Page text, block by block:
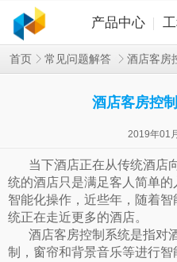
产品中心
首页 常见问题解答 酒店客房
酒店客房控
2019年01
当下酒店正在从传统酒店
统的酒店只是满足客人简单
智能化操作，近些年，随着
统正在走近更多的酒店。
酒店客房控制系统是指对
制，窗帘和背景音乐等进行